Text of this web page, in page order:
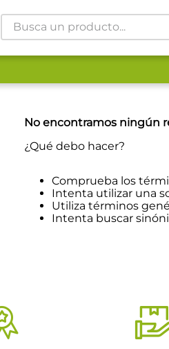
Busca un producto...
No encontramos ningún
¿Qué debo hacer?
Comprueba los
Intenta utilizar una
Utiliza términos
Intenta buscar